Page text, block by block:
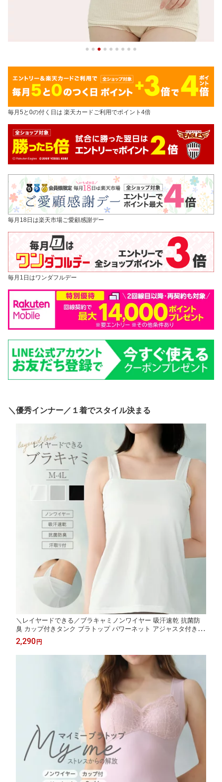
毎月5と0の付く日は 楽天カードご利用でポイント4倍
毎月18日は楽天市場ご愛顧感謝デー
毎月1日はワンダフルデー
＼優秀インナー／１着でスタイル決まる
＼レイヤードできる／ブラキャミノンワイヤー 吸汗速乾 抗菌防
臭 カップ付きタンク ブラトップ パワーネット アジャスタ付き 汗
対策 汗取り付き ワキ汗
2,290 円